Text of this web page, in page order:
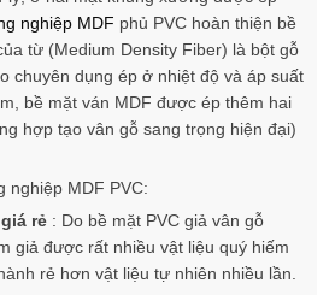
nghiệp MDF phủ PVC hoàn thiện bề
từ (Medium Density Fiber) là bột gỗ
chuyên dụng ép ở nhiệt độ và áp suất
bề mặt ván MDF được ép thêm hai
hợp tạo vân gỗ sang trọng hiện đại)
nghiệp MDF PVC:
rẻ : Do bề mặt PVC giả vân gỗ
giả được rất nhiều vật liệu quý hiếm
rẻ hơn vật liệu tự nhiên nhiều lần.